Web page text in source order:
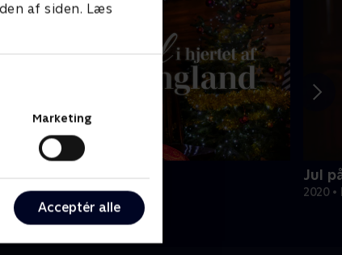
af siden. Læs
Marketing
Acceptér alle
hjertet af England
• Livsstil • 44 min
Jul
2020